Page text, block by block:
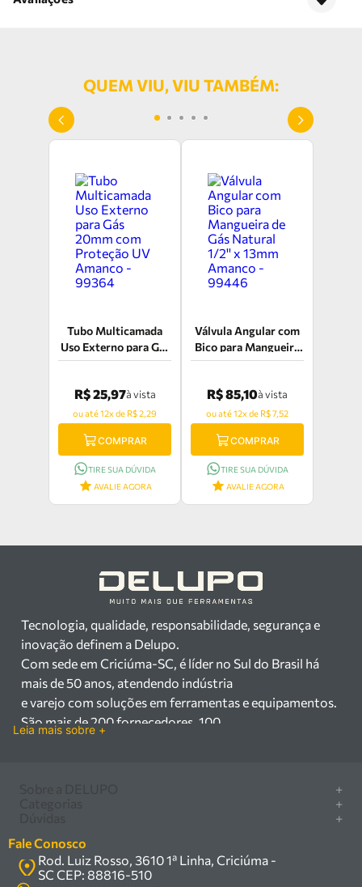
QUEM VIU, VIU TAMBÉM:
Tubo Multicamada
Uso Externo para Gás
20mm com Proteção
R$ 25,97à vista
ou até 12x de R$ 2,29
COMPRAR
TIRE SUA DÚVIDA
AVALIE AGORA
Válvula Angular com
Bico para Mangueira
de Gás Natural 1/2'' x
99446
R$ 85,10à vista
ou até 12x de R$ 7,52
COMPRAR
TIRE SUA DÚVIDA
AVALIE AGORA
Tecnologia, qualidade, responsabilidade, segurança e
inovação definem a Delupo.
Com sede em Criciúma-SC, é líder no Sul do Brasil há
mais de 50 anos, atendendo indústria
e varejo com soluções em ferramentas e equipamentos.
São mais de 200 fornecedores, 100
equipamentos industriais no Sul do Brasil. Com sede em
Criciúma – SC, atendemos os
setores industrial e varejista com um amplo portfólio de
produtos à pronta entrega.
Leia mais sobre +
+
Marcas
Política de privacidade
+
Serra circular
Compressor
+
Como comprar
Central de ajuda
Troca, devolução e garantia
Fale Conosco
Rod. Luiz Rosso, 3610 1ª Linha, Criciúma -
SC CEP: 88816-510